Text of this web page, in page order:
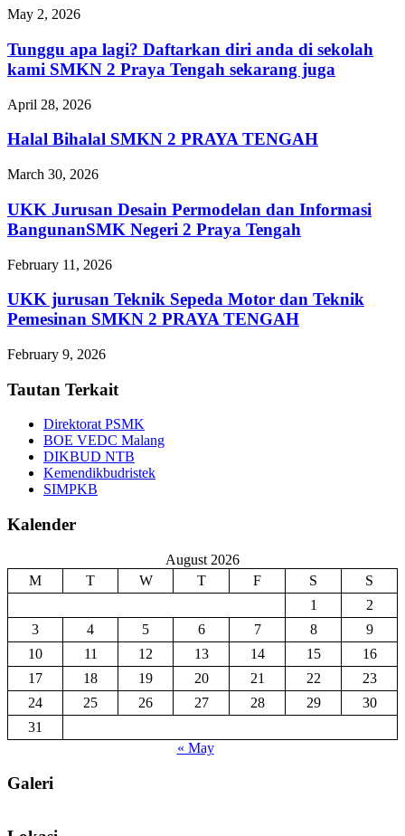
May 2, 2026
Tunggu apa lagi? Daftarkan diri anda di sekolah
kami SMKN 2 Praya Tengah sekarang juga
April 28, 2026
Halal Bihalal SMKN 2 PRAYA TENGAH
March 30, 2026
UKK Jurusan Desain Permodelan dan Informasi
BangunanSMK Negeri 2 Praya Tengah
February 11, 2026
UKK jurusan Teknik Sepeda Motor dan Teknik
Pemesinan SMKN 2 PRAYA TENGAH
February 9, 2026
Tautan Terkait
Direktorat PSMK
BOE VEDC Malang
DIKBUD NTB
Kemendikbudristek
SIMPKB
Kalender
August 2026
M
T W T F S
S
1
2
3
4 5 6 7 8
9
10
11 12 13 14 15
16
17
18 19 20 21 22
23
24
25 26 27 28 29
30
31
« May
Galeri